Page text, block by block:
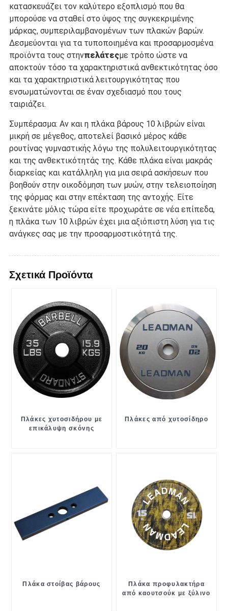
κατασκευάζει τον καλύτερο εξοπλισμό που θα
μπορούσε να σταθεί στο ύψος της συγκεκριμένης
μάρκας, συμπεριλαμβανομένων των πλακών βαρών.
Δεσμεύονται για τα τυποποιημένα και προσαρμοσμένα
προϊόντα τους στηνπελάτεςμε τρόπο ώστε να
αποκτούν τόσο τα χαρακτηριστικά ανθεκτικότητας όσο
και τα χαρακτηριστικά λειτουργικότητας που
ενσωματώνονται σε έναν σχεδιασμό που τους
ταιριάζει.
Συμπέρασμα: Αν και η πλάκα βάρους 10 λιβρών είναι
μικρή σε μέγεθος, αποτελεί βασικό μέρος κάθε
ρουτίνας γυμναστικής λόγω της πολυλειτουργικότητας
και της ανθεκτικότητάς της. Κάθε πλάκα είναι μακράς
διαρκείας και κατάλληλη για μια σειρά ασκήσεων που
βοηθούν στην οικοδόμηση των μυών, στην τελειοποίηση
της φόρμας και στην επέκταση της αντοχής. Είτε
ξεκινάτε μόλις τώρα είτε προχωράτε σε νέα επίπεδα,
η πλάκα των 10 λιβρών έχει μια αξιόπιστη λύση για τις
ανάγκες σας με την προσαρμοστικότητά της.
Σχετικά Προϊόντα
Πλάκες χυτοσιδήρου με
επικάλυψη σκόνης
Πλάκες από χυτοσίδηρο
Πλάκα στοίβας βάρους
Πλάκα προφυλακτήρα
από καουτσούκ με ξύλινο